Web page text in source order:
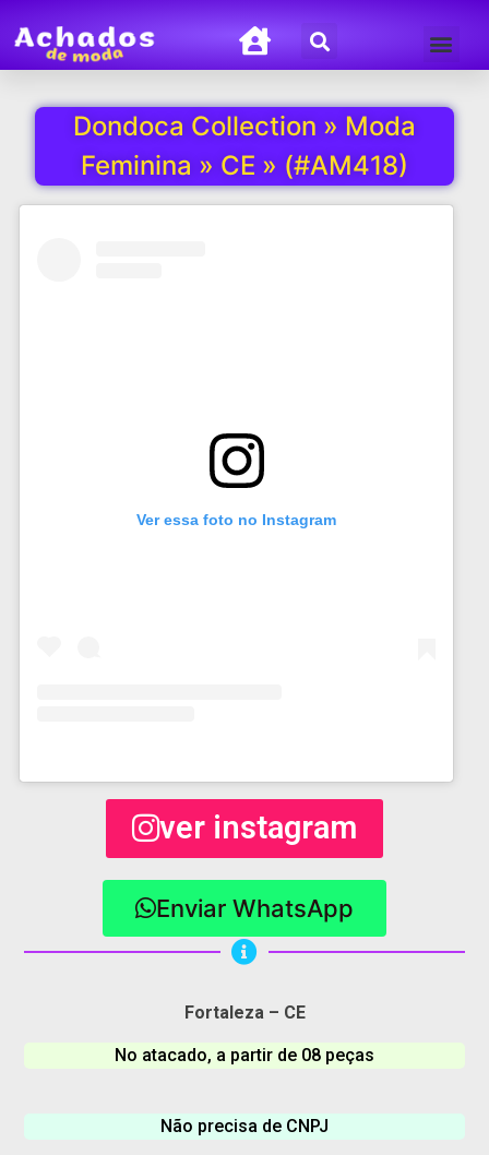
Dondoca Collection » Moda
Feminina » CE » (#AM418)
Ver essa foto no Instagram
ver instagram
Enviar WhatsApp
Fortaleza – CE
No atacado, a partir de 08 peças
Não precisa de CNPJ